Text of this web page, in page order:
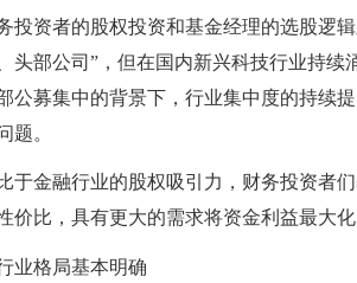
投资者的股权投资和基金经理的选股逻
头部公司”，但在国内新兴科技行业持续
公募集中的背景下，行业集中度的持续
题。
于金融行业的股权吸引力，财务投资者
价比，具有更大的需求将资金利益最大化
业格局基本明确